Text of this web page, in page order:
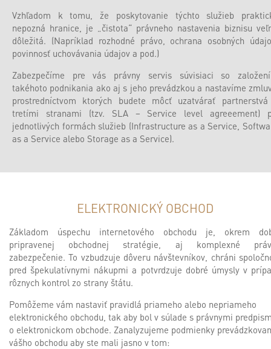
Vzhľadom k tomu, že poskytovanie týchto služieb
nepozná hranice, je „čistota“ právneho nastavenia biznisu
dôležitá. (Napríklad rozhodné právo, ochrana osobných
povinnosť uchovávania údajov a pod.)
Zabezpečíme pre vás právny servis súvisiaci so
takéhoto podnikania ako aj s jeho prevádzkou a nastavíme
prostredníctvom ktorých budete môcť uzatvárať
tretími stranami (tzv. SLA – Service level agreeement)
jednotlivých formách služieb (Infrastructure as a Service,
as a Service alebo Storage as a Service).
ELEKTRONICKÝ OBCHOD
Základom úspechu internetového obchodu je, okrem
pripravenej obchodnej stratégie, aj komplexné
zabezpečenie. To vzbudzuje dôveru návštevníkov, chráni
pred špekulatívnymi nákupmi a potvrdzuje dobré úmysly v
rôznych kontrol zo strany štátu.
Pomôžeme vám nastaviť pravidlá priameho alebo nepriameho
elektronického obchodu, tak aby bol v súlade s právnymi
o elektronickom obchode. Zanalyzujeme podmienky
vášho obchodu aby ste mali jasno v tom: